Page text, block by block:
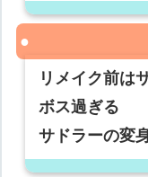
リメイク前は
ボス過ぎる
サドラーの変